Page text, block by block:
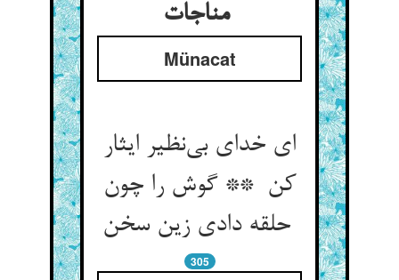
مناجات
Münacat
ای خدای بی‌نظیر ایثار
کن ** گوش را چون
حلقه دادی زین سخن
305